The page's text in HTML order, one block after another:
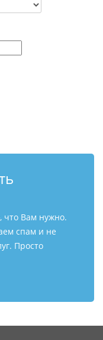
что Вам нужно.
спам и не
Просто